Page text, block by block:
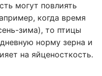
могут повлиять
когда время
зима), то птицы
норму зерна и
на яйценосткость.